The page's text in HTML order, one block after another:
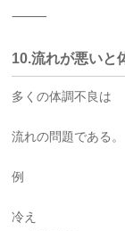
⸻
10.流れが悪いと
多くの体調不良は
流れの問題である。
例
冷え